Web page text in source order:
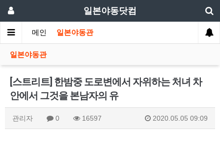
일본야동닷컴
메인 일본야동관
일본야동관
[스트리트] 한밤중 도로변에서 자위하는 처녀 차
안에서 그것을 본남자의 유
관리자 0 16597 2020.05.05 09:09